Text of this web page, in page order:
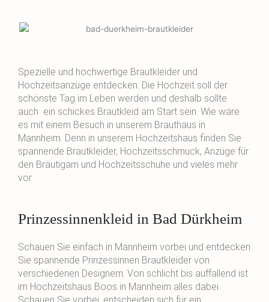
Spezielle und hochwertige Brautkleider und
Hochzeitsanzüge entdecken. Die Hochzeit soll der
schönste Tag im Leben werden und deshalb sollte
auch ein schickes Brautkleid am Start sein. Wie wäre
es mit einem Besuch in unserem Brauthaus in
Mannheim. Denn in unserem Hochzeitshaus finden Sie
spannende Brautkleider, Hochzeitsschmuck, Anzüge für
den Bräutigam und Hochzeitsschuhe und vieles mehr
vor.
Prinzessinnenkleid in Bad Dürkheim
Schauen Sie einfach in Mannheim vorbei und entdecken
Sie spannende Prinzessinnen Brautkleider von
verschiedenen Designern. Von schlicht bis auffallend ist
im Hochzeitshaus Boos in Mannheim alles dabei.